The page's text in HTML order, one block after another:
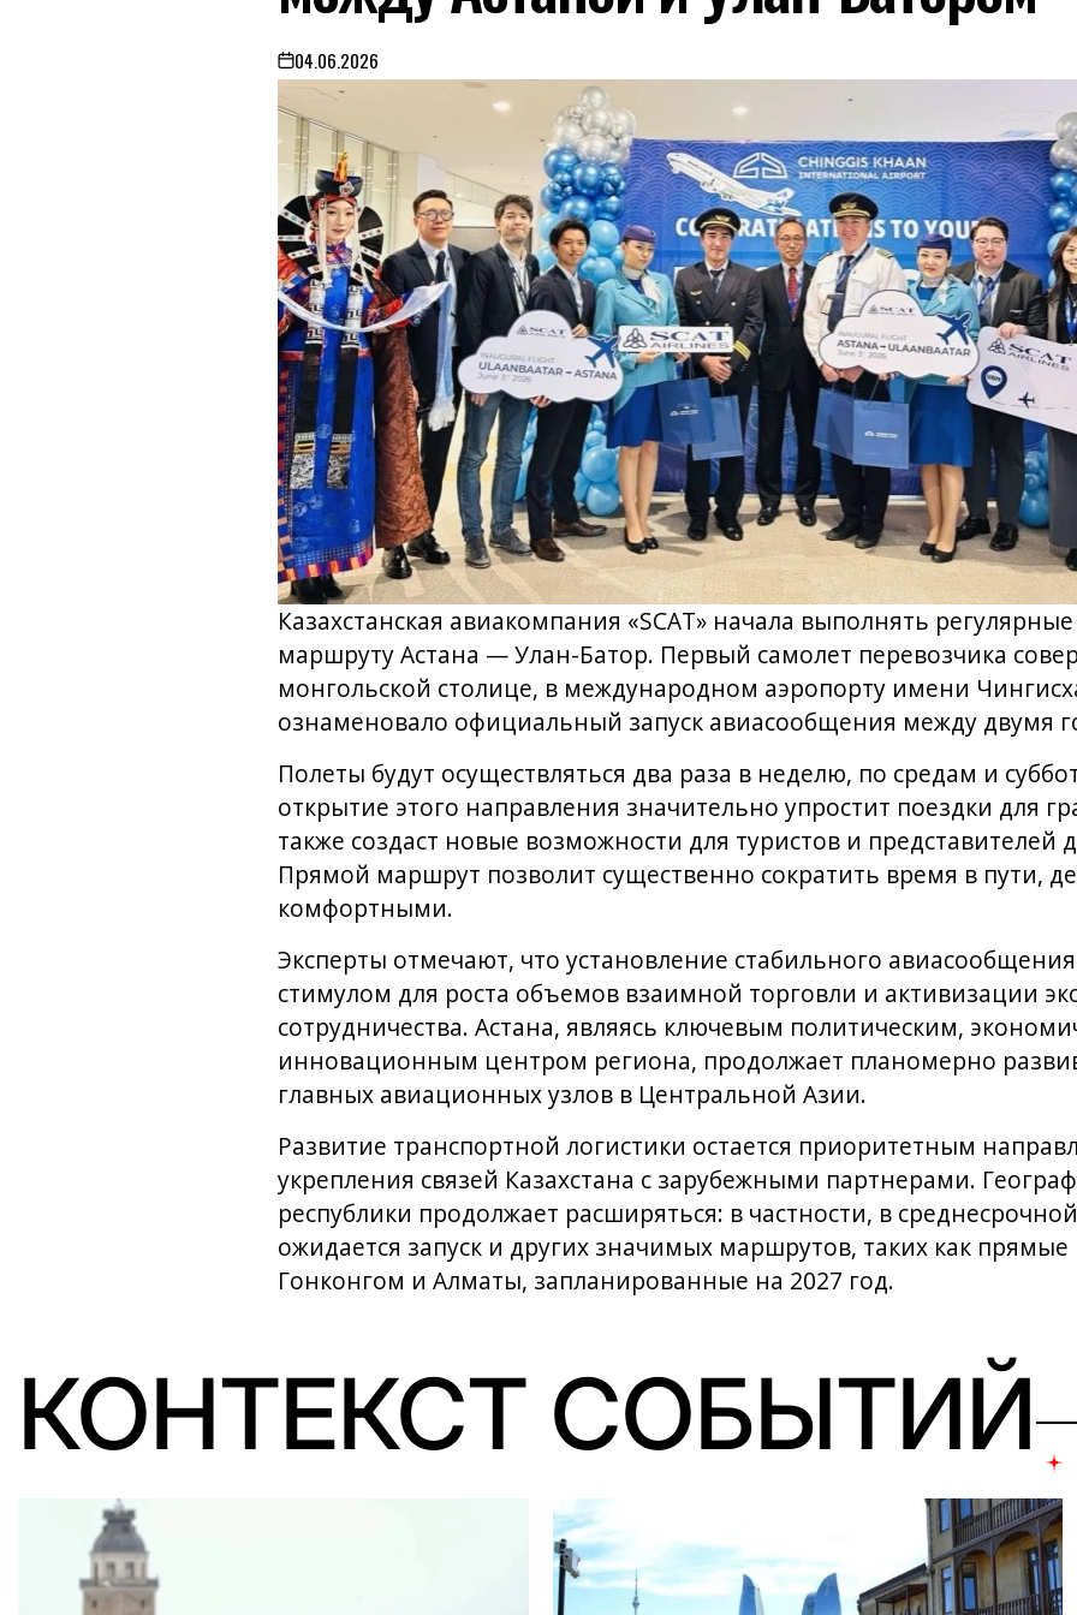
on04.06.2026
Казахстанская авиакомпания «SCAT» начала выполнять
маршруту Астана — Улан-Батор. Первый самолет перевозчика
монгольской столице, в международном аэропорту имени
ознаменовало официальный запуск авиасообщения между двумя
Полеты будут осуществляться два раза в неделю, по средам и
открытие этого направления значительно упростит поездки для
также создаст новые возможности для туристов и представителей
Прямой маршрут позволит существенно сократить время в пути,
комфортными.
Эксперты отмечают, что установление стабильного
стимулом для роста объемов взаимной торговли и активизации
сотрудничества. Астана, являясь ключевым политическим,
инновационным центром региона, продолжает планомерно
главных авиационных узлов в Центральной Азии.
Развитие транспортной логистики остается приоритетным
укрепления связей Казахстана с зарубежными партнерами.
республики продолжает расширяться: в частности, в
ожидается запуск и других значимых маршрутов, таких как
Гонконгом и Алматы, запланированные на 2027 год.
КОНТЕКСТ СОБЫТИЙ